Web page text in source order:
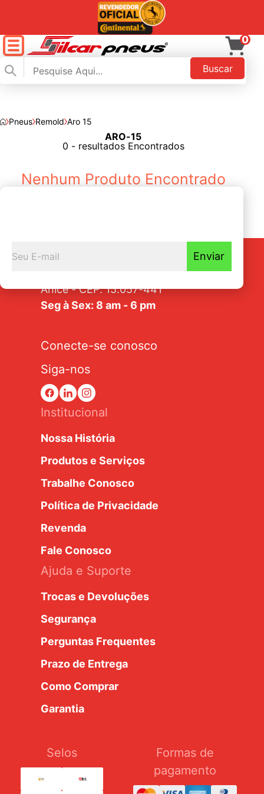
Buscar
0
Pneus Remold Aro 15
ARO-15
0 - resultados Encontrados
Nenhum Produto Encontrado
Enviar
Av. Tarraf, 2570/2580 - Jardim
Anice - CEP: 15.057-441
Seg à Sex: 8 am - 6 pm
Conecte-se conosco
Siga-nos
Institucional
Nossa História
Produtos e Serviços
Trabalhe Conosco
Política de Privacidade
Revenda
Fale Conosco
Ajuda e Suporte
Trocas e Devoluções
Segurança
Perguntas Frequentes
Prazo de Entrega
Como Comprar
Garantia
Selos
Formas de
pagamento